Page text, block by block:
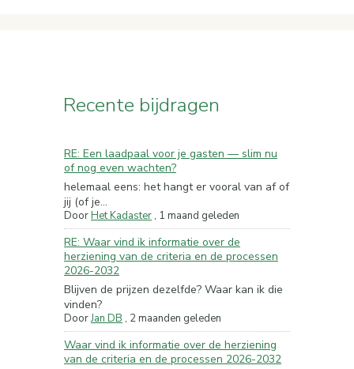
Recente bijdragen
RE: Een laadpaal voor je gasten — slim nu
of nog even wachten?
helemaal eens: het hangt er vooral van af of
jij (of je...
DoorHet Kadaster , 1 maand geleden
RE: Waar vind ik informatie over de
herziening van de criteria en de processen
2026-2032
Blijven de prijzen dezelfde? Waar kan ik die
vinden?
DoorJan DB , 2 maanden geleden
Waar vind ik informatie over de herziening
van de criteria en de processen 2026-2032